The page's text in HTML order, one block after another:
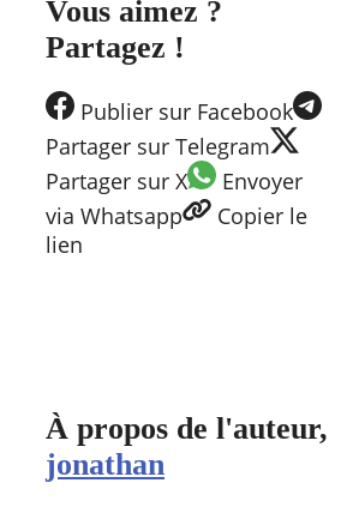
Vous aimez ?
Partagez !
Publier sur Facebook
Partager sur Telegram
Partager sur X
Envoyer
via Whatsapp
Copier le
lien
À propos de l'auteur,
jonathan